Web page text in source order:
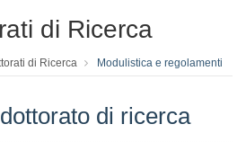
di Ricerca
di Ricerca Modulistica e regolamenti
di ricerca